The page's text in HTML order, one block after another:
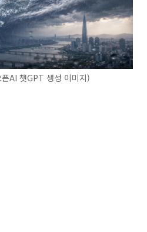
AI 챗GPT 생성 이미지)